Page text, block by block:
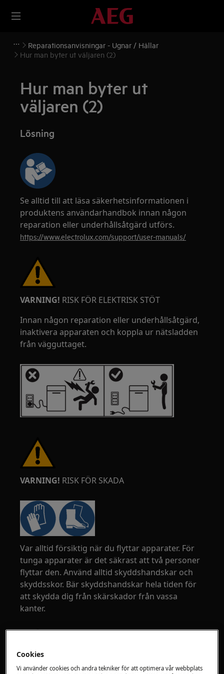
Reparationsanvisningar - Ugnar / Hällar
Hur man byter ut väljaren (2)
Hur man byter ut
väljaren (2)
Lösning
Se alltid till att läsa säkerhetsinformationen i
produktens användarhandbok innan någon
reparation eller underhållsåtgärd utförs.
https://www.electrolux.com/support/user-manuals/
VARNING! RISK FÖR ELEKTRISK STÖT
Innan någon reparation eller underhållsåtgärd,
inaktivera apparaten och koppla ur nätsladden
från vägguttaget.
VARNING! RISK FÖR SKADA
Var alltid försiktig när du flyttar apparater. För
tunga apparater är det säkrast att två personer
flyttar den. Använd alltid skyddshandskar och
skyddsskor. Bär skyddshandskar hela tiden för
att skydda dig från skärskador från vassa
kanter.
VARNING!RISK FÖR ÖGONSKADA
Cookies
Vi använder cookies och andra tekniker för att optimera vår webbplats